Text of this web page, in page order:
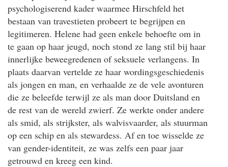
psychologiserend kader waarmee Hirschfeld het
bestaan van travestieten probeert te begrijpen en
legitimeren. Helene had geen enkele behoefte om in
te gaan op haar jeugd, noch stond ze lang stil bij haar
innerlijke beweegredenen of seksuele verlangens. In
plaats daarvan vertelde ze haar wordingsgeschiedenis
als jongen en man, en verhaalde ze de vele avonturen
die ze beleefde terwijl ze als man door Duitsland en
de rest van de wereld zwierf. Ze werkte onder andere
als smid, als strijkster, als walvisvaarder, als stuurman
op een schip en als stewardess. Af en toe wisselde ze
van gender-identiteit, ze was zelfs een paar jaar
getrouwd en kreeg een kind.